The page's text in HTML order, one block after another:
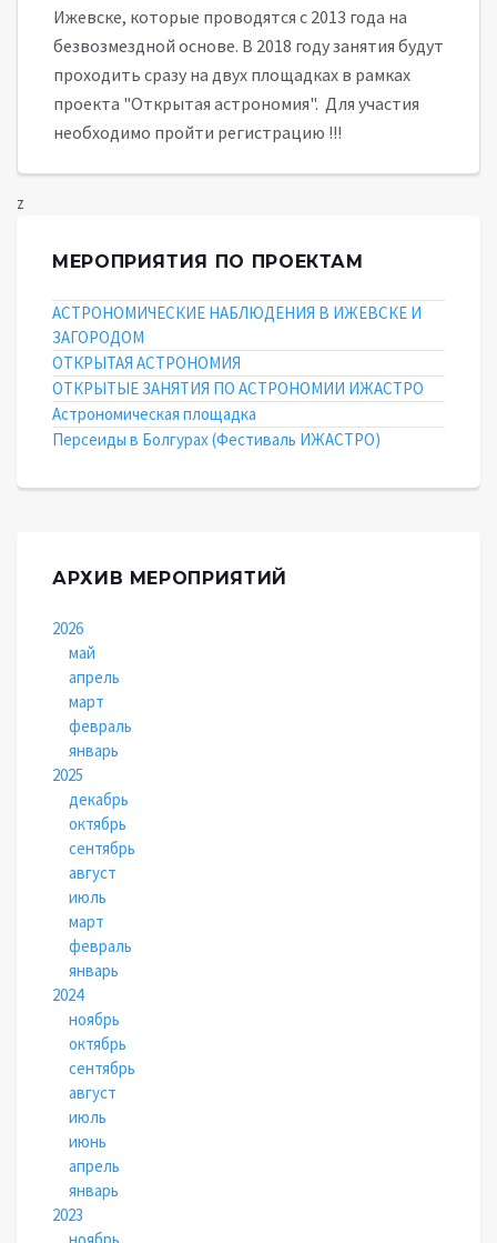
Ижевске, которые проводятся с 2013 года на
безвозмездной основе. В 2018 году занятия будут
проходить сразу на двух площадках в рамках
проекта "Открытая астрономия". Для участия
необходимо пройти регистрацию !!!
z
МЕРОПРИЯТИЯ ПО ПРОЕКТАМ
АСТРОНОМИЧЕСКИЕ НАБЛЮДЕНИЯ В ИЖЕВСКЕ И
ЗАГОРОДОМ
ОТКРЫТАЯ АСТРОНОМИЯ
ОТКРЫТЫЕ ЗАНЯТИЯ ПО АСТРОНОМИИ ИЖАСТРО
Астрономическая площадка
Персеиды в Болгурах (Фестиваль ИЖАСТРО)
АРХИВ МЕРОПРИЯТИЙ
2026
май
апрель
март
февраль
январь
2025
декабрь
октябрь
сентябрь
август
июль
март
февраль
январь
2024
ноябрь
октябрь
сентябрь
август
июль
июнь
апрель
январь
2023